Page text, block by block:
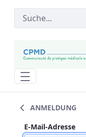
ANMELDUNG
Anmeldung
Anmeldung
E-Mail-Adresse